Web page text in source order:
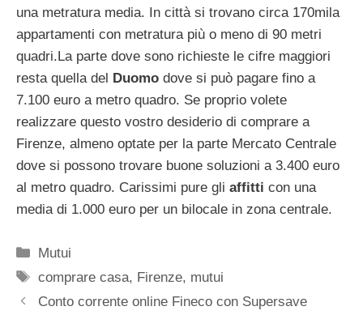
una metratura media. In città si trovano circa 170mila
appartamenti con metratura più o meno di 90 metri
quadri.La parte dove sono richieste le cifre maggiori
resta quella del
Duomo dove si può pagare fino a
7.100 euro a metro quadro. Se proprio volete
realizzare questo vostro desiderio di comprare a
Firenze, almeno optate per la parte Mercato Centrale
dove si possono trovare buone soluzioni a 3.400 euro
al metro quadro. Carissimi pure gli affitti con una
media di 1.000 euro per un bilocale in zona centrale.
Categorie
Mutui
Tag
comprare casa, Firenze, mutui
Conto corrente online Fineco con Supersave